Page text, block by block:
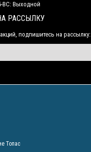
ВС: Выходной
РАССЫЛКУ
подпишитесь на рассылку:
Топас